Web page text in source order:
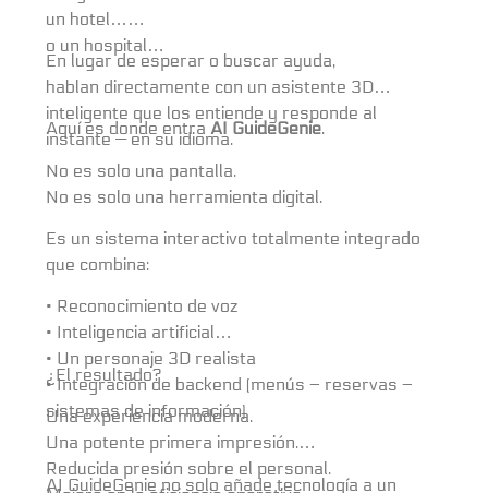
un hotel…
o un hospital…
En lugar de esperar o buscar ayuda,
hablan directamente con un asistente 3D
inteligente que los entiende y responde al
instante — en su idioma.
Aquí es donde entra AI GuideGenie.
No es solo una pantalla.
No es solo una herramienta digital.
Es un sistema interactivo totalmente integrado
que combina:
• Reconocimiento de voz
• Inteligencia artificial
• Un personaje 3D realista
• Integración de backend (menús – reservas –
sistemas de información)
¿El resultado?
Una experiencia moderna.
Una potente primera impresión.
Reducida presión sobre el personal.
AI GuideGenie no solo añade tecnología a un